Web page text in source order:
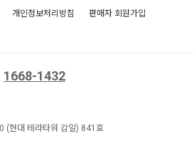
개인정보처리방침 판매자 회원가입
1668-1432
(현대 테라타워 감일) 841호